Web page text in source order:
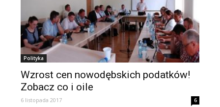
Polityka
Wzrost cen nowodębskich podatków!
Zobacz co i oile
6 listopada 2017 6